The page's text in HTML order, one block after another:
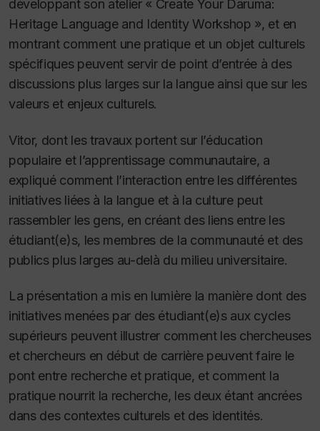
développant son atelier « Create Your Daruma:
Heritage Language and Identity Workshop », et en
montrant comment une pratique et un objet culturels
spécifiques peuvent servir de point d’entrée à des
discussions plus larges sur la langue ainsi que sur les
valeurs et enjeux culturels.
Vitor, dont les travaux portent sur l’éducation
populaire et l’apprentissage communautaire, a
expliqué comment l’interaction entre les différentes
initiatives liées à la langue et à la culture peut
rassembler les gens, en créant des liens entre les
étudiant(e)s, les membres de la communauté et des
publics plus larges au-delà du milieu universitaire.
La présentation a mis en lumière la manière dont des
initiatives menées par des étudiant(e)s aux cycles
supérieurs peuvent illustrer comment les chercheuses
et chercheurs en début de carrière peuvent faire le
pont entre recherche et pratique, et comment la
pratique nourrit la recherche, les deux étant ancrées
dans des contextes culturels et des identités.